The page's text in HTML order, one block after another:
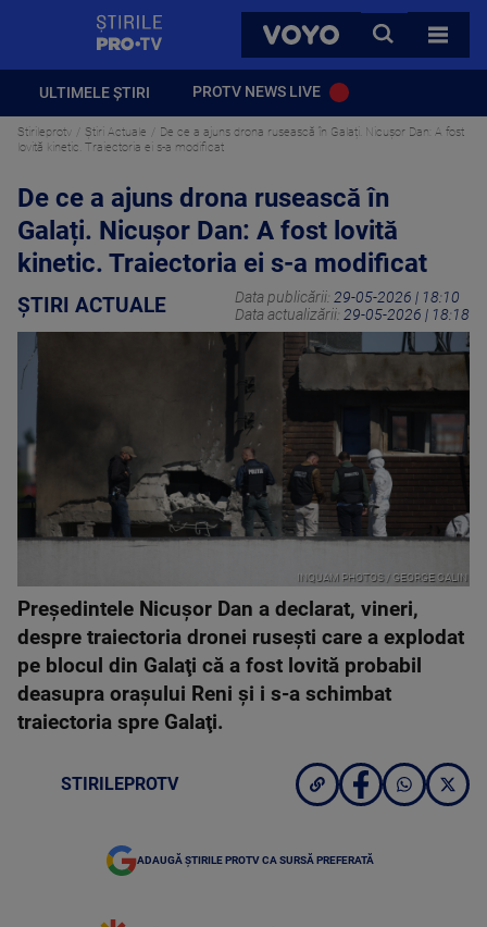
VOYO
CAUTA
TOATE
ULTIMELE ȘTIRI PROTV NEWS LIVE
Stirileprotv Știri Actuale
De ce a ajuns drona rusească în Galați. Nicușor Dan: A fost
lovită kinetic. Traiectoria ei s-a modificat
De ce a ajuns drona rusească în
Galați. Nicușor Dan: A fost lovită
kinetic. Traiectoria ei s-a modificat
ȘTIRI ACTUALE Data publicării: 29-05-2026 | 18:10
Data actualizării: 29-05-2026 | 18:18
INQUAM PHOTOS / GEORGE CALIN
Preşedintele Nicuşor Dan a declarat, vineri,
despre traiectoria dronei ruseşti care a explodat
pe blocul din Galaţi că a fost lovită probabil
deasupra oraşului Reni și i s-a schimbat
traiectoria spre Galaţi.
STIRILEPROTV
ADAUGĂ ȘTIRILE PROTV CA SURSĂ PREFERATĂ